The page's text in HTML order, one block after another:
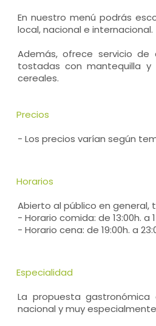
En nuestro menú podrás
local, nacional e internacional.
Además, ofrece servicio
tostadas con mantequilla y
cereales.
Precios
- Los precios varían según
Horarios
Abierto al público en general,
- Horario comida: de 13:00h.
- Horario cena: de 19:00h. a
Especialidad
La propuesta
nacional y muy